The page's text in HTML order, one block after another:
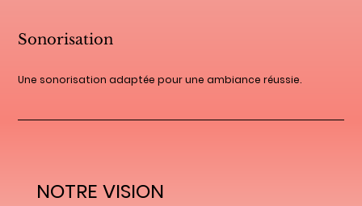
Sonorisation
Une sonorisation adaptée pour une ambiance réussie.
NOTRE VISION